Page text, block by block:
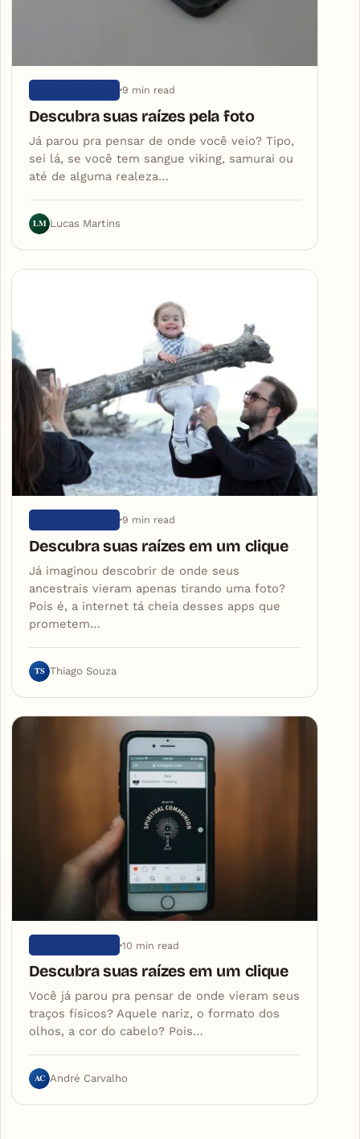
9 min read
Descubra suas raízes pela foto
Já parou pra pensar de onde você veio? Tipo,
sei lá, se você tem sangue viking, samurai ou
até de alguma realeza…
LM Lucas Martins
9 min read
Descubra suas raízes em um clique
Já imaginou descobrir de onde seus
ancestrais vieram apenas tirando uma foto?
Pois é, a internet tá cheia desses apps que
prometem…
TS Thiago Souza
10 min read
Descubra suas raízes em um clique
Você já parou pra pensar de onde vieram seus
traços físicos? Aquele nariz, o formato dos
olhos, a cor do cabelo? Pois…
AC André Carvalho